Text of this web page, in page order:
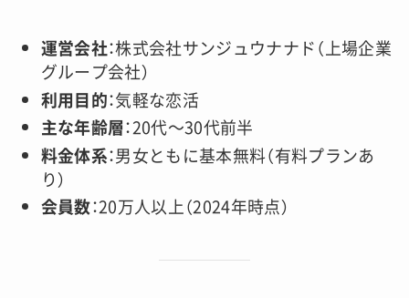
運営会社：株式会社サンジュウナナド（上場企業
グループ会社）
利用目的：気軽な恋活
主な年齢層：20代〜30代前半
料金体系：男女ともに基本無料（有料プランあ
り）
会員数：20万人以上（2024年時点）